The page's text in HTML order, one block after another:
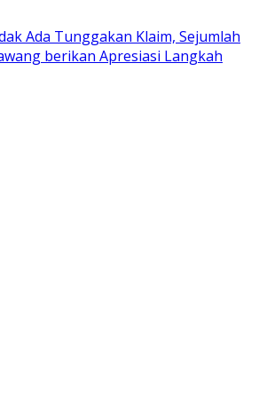
Ada Tunggakan Klaim, Sejumlah
berikan Apresiasi Langkah